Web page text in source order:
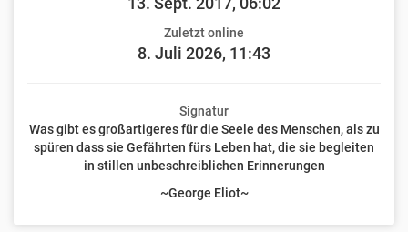
Zuletzt online
8. Juli 2026, 11:43
Signatur
Was gibt es großartigeres für die Seele des Menschen, als zu
spüren dass sie Gefährten fürs Leben hat, die sie begleiten
in stillen unbeschreiblichen Erinnerungen
~George Eliot~